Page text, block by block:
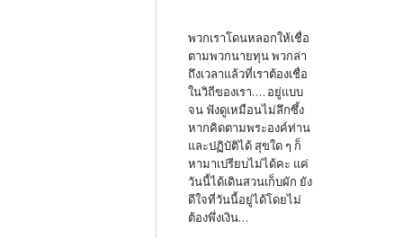
พวกเราโดนหลอกให้เชื่อ
ตามพวกนายทุน พวกล่า
ถึงเวลาแล้วที่เราต้องเชื่อ
ในวิถีของเรา.... อยู่แบบ
จน ฟังดูเหมือนไม่ลึกซึ้ง
หากคิดตามพระองค์ท่าน
และปฏิบัติได้ สุขใด ๆ ก็
หามาเปรียบไม่ได้คะ แค่
วันนี้ได้เดินสวนเก็บผัก ยัง
ดีใจที่วันนี้อยู่ได้โดยไม่
ต้องพึ่งเงิน...